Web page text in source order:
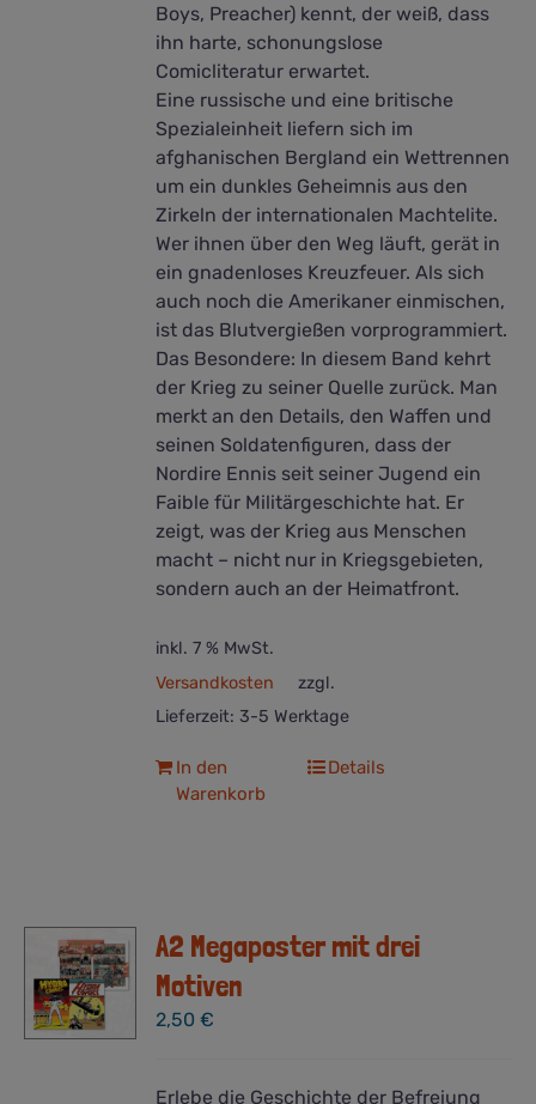
Boys, Preacher) kennt, der weiß, dass
ihn harte, schonungslose
Comicliteratur erwartet.
Eine russische und eine britische
Spezialeinheit liefern sich im
afghanischen Bergland ein Wettrennen
um ein dunkles Geheimnis aus den
Zirkeln der internationalen Machtelite.
Wer ihnen über den Weg läuft, gerät in
ein gnadenloses Kreuzfeuer. Als sich
auch noch die Amerikaner einmischen,
ist das Blutvergießen vorprogrammiert.
Das Besondere: In diesem Band kehrt
der Krieg zu seiner Quelle zurück. Man
merkt an den Details, den Waffen und
seinen Soldatenfiguren, dass der
Nordire Ennis seit seiner Jugend ein
Faible für Militärgeschichte hat. Er
zeigt, was der Krieg aus Menschen
macht – nicht nur in Kriegsgebieten,
sondern auch an der Heimatfront.
inkl. 7 % MwSt.
zzgl.
Versandkosten
Lieferzeit: 3-5 Werktage
In den
Warenkorb
Details
A2 Megaposter mit drei
Motiven
2,50€
Erlebe die Geschichte der Befreiung